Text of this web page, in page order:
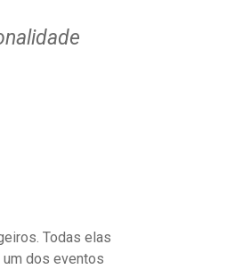
Todas elas
dos eventos